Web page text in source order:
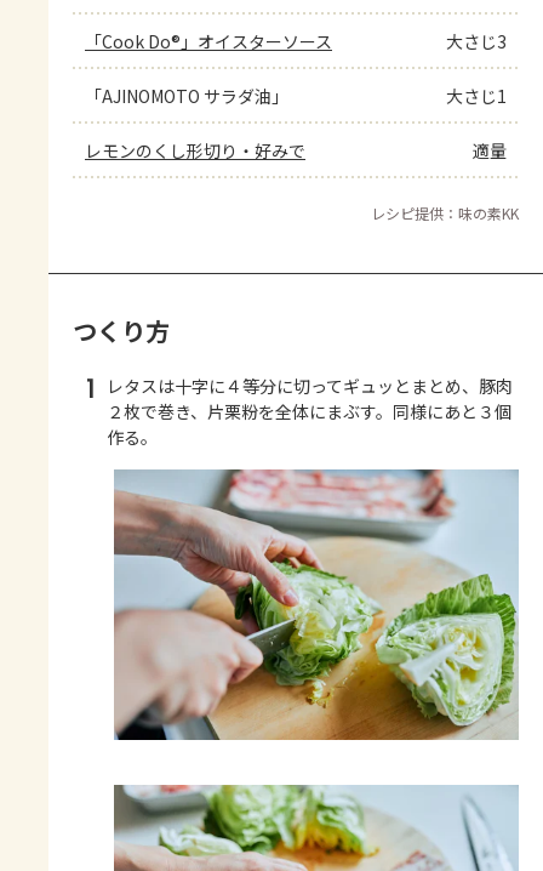
「Cook Do®」オイスターソース 大さじ3
「AJINOMOTO サラダ油」 大さじ1
レモンのくし形切り・好みで 適量
レシピ提供：味の素KK
つくり方
1
レタスは十字に４等分に切ってギュッとまとめ、豚肉
２枚で巻き、片栗粉を全体にまぶす。同様にあと３個
作る。